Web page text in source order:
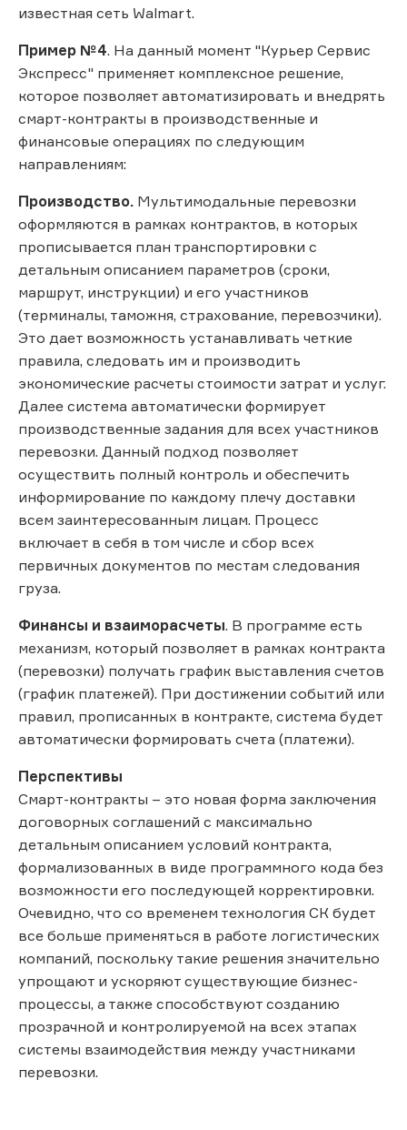
известная сеть Walmart.
Пример №4. На данный момент "Курьер Сервис
Экспресс" применяет комплексное решение,
которое позволяет автоматизировать и внедрять
смарт-контракты в производственные и
финансовые операциях по следующим
направлениям:
Производство. Мультимодальные перевозки
оформляются в рамках контрактов, в которых
прописывается план транспортировки с
детальным описанием параметров (сроки,
маршрут, инструкции) и его участников
(терминалы, таможня, страхование, перевозчики).
Это дает возможность устанавливать четкие
правила, следовать им и производить
экономические расчеты стоимости затрат и услуг.
Далее система автоматически формирует
производственные задания для всех участников
перевозки. Данный подход позволяет
осуществить полный контроль и обеспечить
информирование по каждому плечу доставки
всем заинтересованным лицам. Процесс
включает в себя в том числе и сбор всех
первичных документов по местам следования
груза.
Финансы и взаиморасчеты. В программе есть
механизм, который позволяет в рамках контракта
(перевозки) получать график выставления счетов
(график платежей). При достижении событий или
правил, прописанных в контракте, система будет
автоматически формировать счета (платежи).
Перспективы
Смарт-контракты – это новая форма заключения
договорных соглашений с максимально
детальным описанием условий контракта,
формализованных в виде программного кода без
возможности его последующей корректировки.
Очевидно, что со временем технология СК будет
все больше применяться в работе логистических
компаний, поскольку такие решения значительно
упрощают и ускоряют существующие бизнес-
процессы, а также способствуют созданию
прозрачной и контролируемой на всех этапах
системы взаимодействия между участниками
перевозки.